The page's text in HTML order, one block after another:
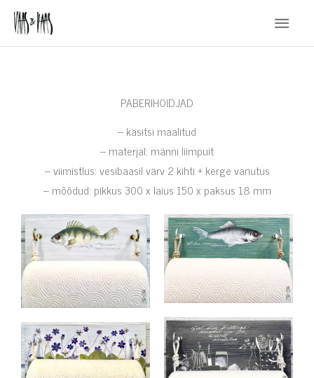
Skip
content
Main
Menu
PABERIHOIDJAD
– käsitsi maalitud
– materjal: männi liimpuit
– viimistlus: vesibaasil värv 2 kihti + kerge vanutus
– mõõdud: pikkus 300 x laius 150 x paksus 18 mm